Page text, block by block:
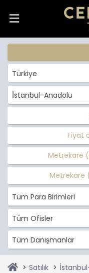
Türkiye
İstanbul-Anadolu
Fiyat
Metrekare
Metrekare
Tüm Para Birimleri
Tüm Ofisler
Tüm Danışmanlar
Satılık